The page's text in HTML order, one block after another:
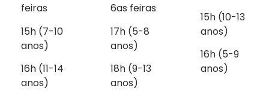
feiras
15h (7-10
anos)
16h (11-14
anos)
6as feiras
17h (5-8
anos)
18h (9-13
anos)
15h (10-13
anos)
16h (5-9
anos)